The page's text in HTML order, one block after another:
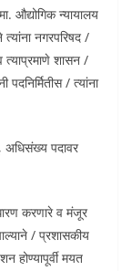
औद्योगिक न्यायालय
नगरपरिषद /
शासन /
/ त्यांना
अधिसंख्य पदावर
करणारे व मंजूर
/ प्रशासकीय
होण्यापूर्वी मयत